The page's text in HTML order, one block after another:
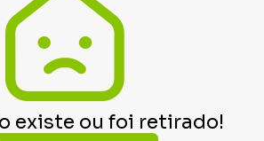
existe ou foi retirado!